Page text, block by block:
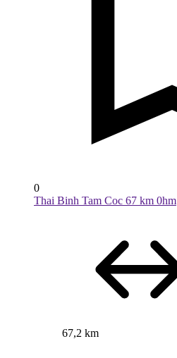
0
Thai Binh Tam Coc 67 km 0hm
67,2 km